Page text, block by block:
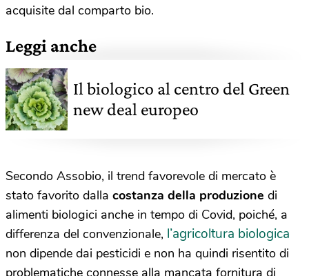
acquisite dal comparto bio.
Leggi anche
Il biologico al centro del Green
new deal europeo
Secondo Assobio, il trend favorevole di mercato è
stato favorito dalla costanza della produzione di
alimenti biologici anche in tempo di Covid, poiché, a
differenza del convenzionale, l’agricoltura biologica
non dipende dai pesticidi e non ha quindi risentito di
problematiche connesse alla mancata fornitura di